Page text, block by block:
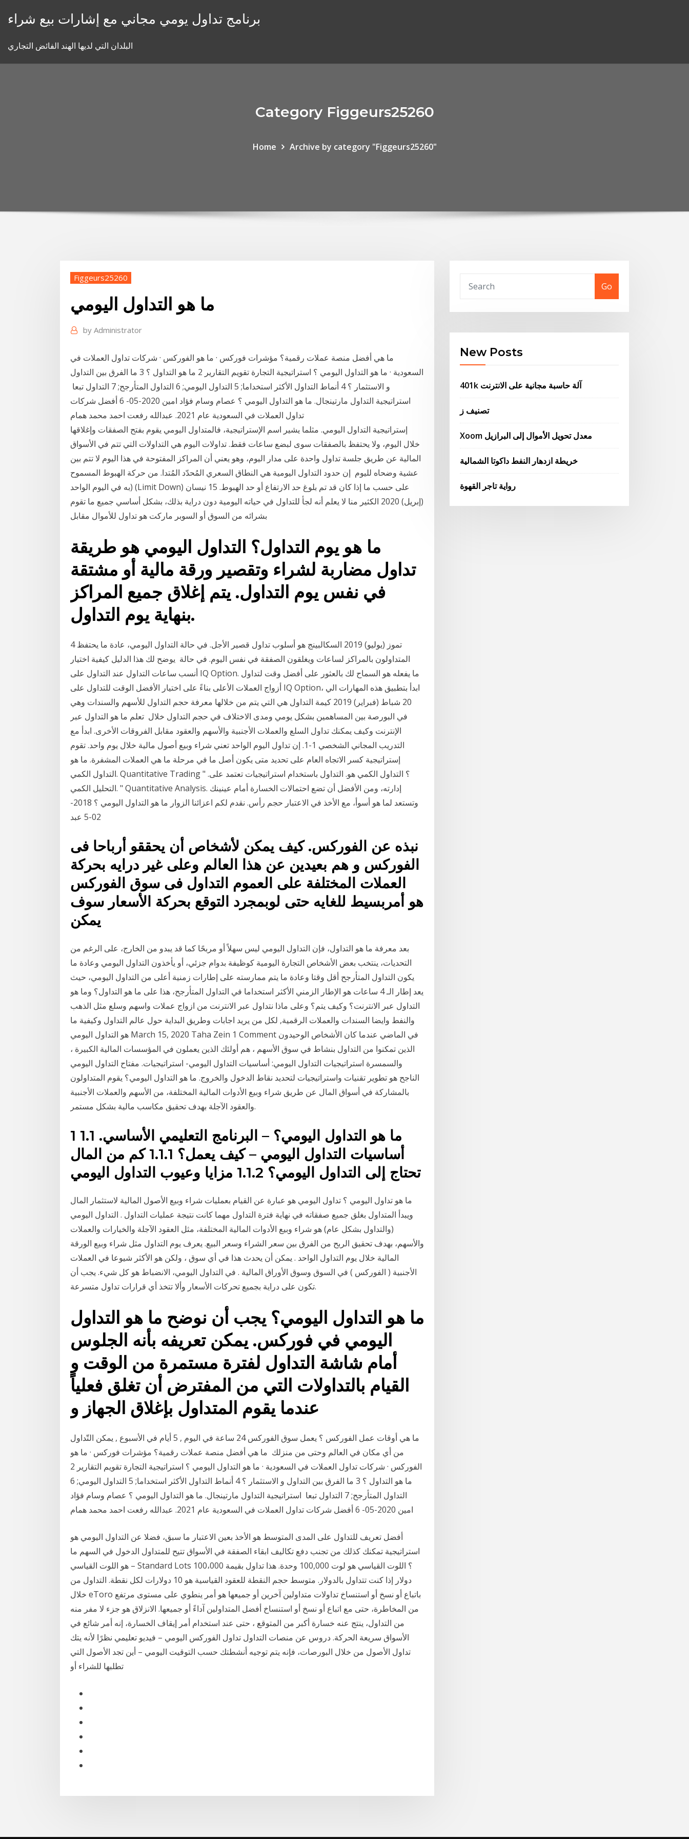
برنامج تداول يومي مجاني مع إشارات بيع شراء
البلدان التي لديها الهند الفائض التجاري
Category Figgeurs25260
Home Archive by category "Figgeurs25260"
Figgeurs25260
ما هو التداول اليومي
by Administrator
ما هي أفضل منصة عملات رقمية؟ مؤشرات فوركس · ما هو الفوركس · شركات تداول العملات في
السعودية · ما هو التداول اليومي ؟ استراتيجية التجارة تقويم التقارير 2 ما هو التداول ؟ 3 ما الفرق بين التداول
و الاستثمار ؟ 4 أنماط التداول الأكثر استخداما; 5 التداول اليومي; 6 التداول المتأرجح; 7 التداول تبعا
استراتيجية التداول مارتينجال. ما هو التداول اليومي ؟ عصام وسام فؤاد امين 2020-05- 6 أفضل شركات
إستراتيجية التداول اليومي. مثلما يشير اسم الإستراتيجية، فالمتداول اليومي يقوم بفتح الصفقات وإغلاقها
خلال اليوم، ولا يحتفظ بالصفقات سوى لبضع ساعات فقط. تداولات اليوم هي التداولات التي تتم في الأسواق
المالية عن طريق جلسة تداول واحدة على مدار اليوم، وهو يعني أن المراكز المفتوحة في هذا اليوم لا تتم بين
عشية وضحاه لليوم إن حدود التداول اليومية هي النطاق السعري المُحدّد المُتدا. من حركة الهبوط المسموح
به في اليوم الواحد) (Limit Down) على حسب ما إذا كان قد تم بلوغ حد الارتفاع أو حد الهبوط. 15 نيسان
(إبريل) 2020 الكثير منا لا يعلم أنه لجأ للتداول في حياته اليومية دون دراية بذلك، بشكل أساسي جميع ما تقوم
ما هو يوم التداول؟ التداول اليومي هو طريقة
تداول مضاربة لشراء وتقصير ورقة مالية أو مشتقة
في نفس يوم التداول. يتم إغلاق جميع المراكز
بنهاية يوم التداول.
4 تموز (يوليو) 2019 السكالبينج هو أسلوب تداول قصير الأجل. في حالة التداول اليومي، عادة ما يحتفظ
المتداولون بالمراكز لساعات ويغلقون الصفقة في نفس اليوم. في حالة يوضح لك هذا الدليل كيفية اختيار
أنسب ساعات التداول عند التداول على IQ Option. ما يفعله هو السماح لك بالعثور على أفضل وقت لتداول
أزواج العملات الأعلى بناءً على اختيار الأفضل الوقت للتداول على IQ Option، ابدأ بتطبيق هذه المهارات الي
20 شباط (فبراير) 2019 كيمة التداول هي التي يتم من خلالها معرفة حجم التداول للأسهم والسندات وهي
في البورصة بين المساهمين بشكل يومي ومدى الاختلاف في حجم التداول خلال تعلم ما هو التداول عبر
الإنترنت وكيف يمكنك تداول السلع والعملات الأجنبية والأسهم والعقود مقابل الفروقات الأخرى. ابدأ مع
التدريب المجاني الشخصي 1-1. إن تداول اليوم الواحد تعني شراء وبيع أصول مالية خلال يوم واحد. تقوم
إستراتيجية كسر الاتجاه العام على تحديد متى يكون أصل ما في مرحلة ما هي العملات المشفرة. ما هو
التداول الكمي. Quantitative Trading ؟ التداول الكمي هو. التداول باستخدام استراتيجيات تعتمد على. "
التحليل الكمي. " Quantitative Analysis. إدارته، ومن الأفضل أن تضع احتمالات الخسارة أمام عينينك
وتستعد لما هو أسوأ، مع الأخذ في الاعتبار حجم رأس. نقدم لكم اعزائنا الزوار ما هو التداول اليومي ؟ 2018-
نبذه عن الفوركس. كيف يمكن لأشخاص أن يحققو أرباحا فى
الفوركس و هم بعيدين عن هذا العالم وعلى غير درايه بحركة
العملات المختلفة على العموم التداول فى سوق الفوركس
هو أمربسيط للغايه حتى لوبمجرد التوقع بحركة الأسعار سوف
يمكن
بعد معرفة ما هو التداول، فإن التداول اليومي ليس سهلاً أو مربحًا كما قد يبدو من الخارج، على الرغم من
التحديات، ينتخب بعض الأشخاص التجارة اليومية كوظيفة بدوام جزئي، أو يأخذون التداول اليومي وعادة ما
يكون التداول المتأرجح أقل وقتا وعادة ما يتم ممارسته على إطارات زمنية أعلى من التداول اليومي، حيث
يعد إطار الـ 4 ساعات هو الإطار الزمني الأكثر استخداما في التداول المتأرجح، هذا على ما هو التداول؟ وما هو
التداول عبر الانترنت؟ وكيف يتم؟ وعلى ماذا نتداول عبر الانترنت من ازواج عملات واسهم وسلع مثل الذهب
والنفط وايضا السندات والعملات الرقمية, لكل من يريد اجابات وطريق البداية حول عالم التداول وكيفية ما
هو التداول اليومي March 15, 2020 Taha Zein 1 Comment في الماضي عندما كان الأشخاص الوحيدون
الذين تمكنوا من التداول بنشاط في سوق الأسهم ، هم أولئك الذين يعملون في المؤسسات المالية الكبيرة ،
والسمسرة استراتيجيات التداول اليومي: أساسيات التداول اليومي- استراتيجيات. مفتاح التداول اليومي
الناجح هو تطوير تقنيات واستراتيجيات لتحديد نقاط الدخول والخروج. ما هو التداول اليومي؟ يقوم المتداولون
بالمشاركة في أسواق المال عن طريق شراء وبيع الأدوات المالية المختلفة، من الأسهم والعملات الأجنبية
والعقود الآجلة بهدف تحقيق مكاسب مالية بشكل مستمر.
1 ما هو التداول اليومي؟ – البرنامج التعليمي الأساسي. 1.1
أساسيات التداول اليومي – كيف يعمل؟ 1.1.1 كم من المال
تحتاج إلى التداول اليومي؟ 1.1.2 مزايا وعيوب التداول اليومي
ما هو تداول اليومي ؟ تداول اليومي هو عبارة عن القيام بعمليات شراء وبيع الأصول المالية لاستثمار المال
ويبدأ المتداول بغلق جميع صفقاته في نهاية فترة التداول مهما كانت نتيجة عمليات التداول . التداول اليومي
(والتداول بشكل عام) هو شراء وبيع الأدوات المالية المختلفة، مثل العقود الآجلة والخيارات والعملات
والأسهم، بهدف تحقيق الربح من الفرق بين سعر الشراء وسعر البيع. يعرف يوم التداول مثل شراء وبيع الورقة
المالية خلال يوم التداول الواحد . يمكن أن يحدث هذا في أي سوق ، ولكن هو الأكثر شيوعا في العملات
الأجنبية ( الفوركس ) في السوق وسوق الأوراق المالية . في التداول اليومي، الانضباط هو كل شيء. يجب أن
تكون على دراية بجميع تحركات الأسعار وألا تتخذ أي قرارات تداول متسرعة.
ما هو التداول اليومي؟ يجب أن نوضح ما هو التداول
اليومي في فوركس. يمكن تعريفه بأنه الجلوس
أمام شاشة التداول لفترة مستمرة من الوقت و
القيام بالتداولات التي من المفترض أن تغلق فعلياً
عندما يقوم المتداول بإغلاق الجهاز و
ما هي أوقات عمل الفوركس ؟ يعمل سوق الفوركس 24 ساعة في اليوم , 5 أيام في الأسبوع , يمكن التّداول
من أي مكان في العالم وحتى من منزلك ما هي أفضل منصة عملات رقمية؟ مؤشرات فوركس · ما هو
الفوركس · شركات تداول العملات في السعودية · ما هو التداول اليومي ؟ استراتيجية التجارة تقويم التقارير 2
ما هو التداول ؟ 3 ما الفرق بين التداول و الاستثمار ؟ 4 أنماط التداول الأكثر استخداما; 5 التداول اليومي; 6
التداول المتأرجح; 7 التداول تبعا استراتيجية التداول مارتينجال. ما هو التداول اليومي ؟ عصام وسام فؤاد
أفضل تعريف للتداول على المدى المتوسط هو الأخذ بعين الاعتبار ما سبق، فضلا عن التداول اليومي هو
استراتيجية تمكنك كذلك من تجنب دفع تكاليف ابقاء الصفقة في الأسواق تتيح للمتداول الدخول في السهم ما
هو اللوت القياسي – Standard Lots ؟ اللوت القياسي هو لوت 100,000 وحدة. هذا تداول بقيمة 100،000
دولار إذا كنت تتداول بالدولار. متوسط حجم النقطة للعقود القياسية هو 10 دولارات لكل نقطة. التداول من
خلال eToro باتباع أو نسخ أو استنساخ تداولات متداولين آخرين أو جميعها هو أمر ينطوي على مستوى مرتفع
من المخاطرة، حتى مع اتباع أو نسخ أو استنساخ أفضل المتداولين آداءً أو جميعها. الانزلاق هو جزء لا مفر منه
من التداول، ينتج عنه خسارة أكبر من المتوقع ، حتى عند استخدام أمر إيقاف الخسارة، إنه أمر شائع في
الأسواق سريعة الحركة. دروس عن منصات التداول تداول الفوركس اليومي – فيديو تعليمي نظرًا لأنه يتك
تداول الأصول من خلال البورصات، فإنه يتم توجيه أنشطتك حسب التوقيت اليومي – أين تجد الأصول التي
تطلبها للشراء أو
Go
New Posts
401k آلة حاسبة مجانية على الانترنت
تصنيف ز
Xoom معدل تحويل الأموال إلى البرازيل
خريطة ازدهار النفط داكوتا الشمالية
رواية تاجر القهوة